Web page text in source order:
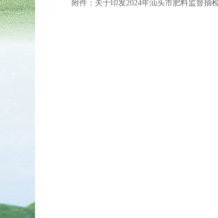
附件： 关于印发2024年汕头市肥料监督抽